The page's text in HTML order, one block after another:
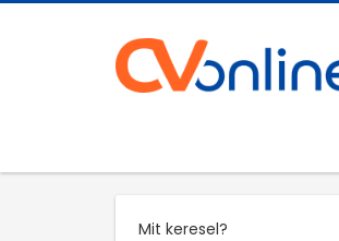
Mit keresel?